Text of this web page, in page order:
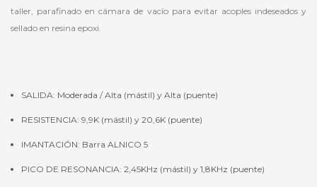
taller, parafinado en cámara de vacío para evitar acoples indeseados y
sellado en resina epoxi.
SALIDA: Moderada / Alta (mástil) y Alta (puente)
RESISTENCIA: 9,9K (mástil) y 20,6K (puente)
IMANTACIÓN: Barra ALNICO 5
PICO DE RESONANCIA: 2,45KHz (mástil) y 1,8KHz (puente)